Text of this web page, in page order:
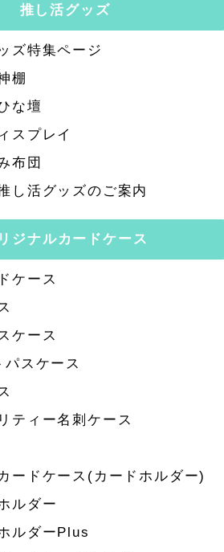
推し活グッズ
ズ特集ページ
棚
な壇
スプレイ
布団
し活グッズのご案内
ジナルカードケース
ケース
ケース
パスケース
ティー名刺ケース
ードケース(カードホルダー)
ルダー
ルダーPlus